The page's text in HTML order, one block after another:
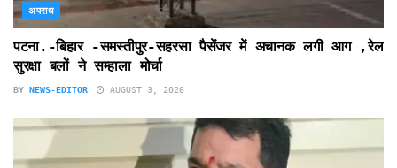
अपराध
पटना.-बिहार -समस्तीपुर-सहरसा पैसेंजर में अचानक लगी आग ,रेल
सुरक्षा बलों ने सम्हाला मोर्चा
BY NEWS-EDITOR AUGUST 3, 2026